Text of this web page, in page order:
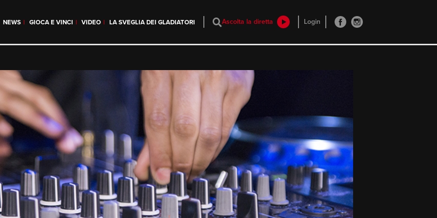
NEWS GIOCA E VINCI VIDEO LA SVEGLIA DEI GLADIATORI Ascolta la diretta Login